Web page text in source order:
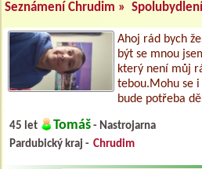
Seznámení Chrudim »
Ahoj rád bych
být se mnou
který není můj
tebou.Mohu se
bude potřeba
45 let Tomáš - Nastrojarna
Pardubický kraj - Chrudim